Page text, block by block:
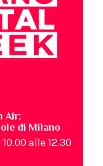
Air:
di Milano
alle 12.30